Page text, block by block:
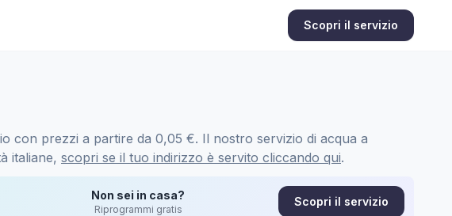
Scopri il servizio
con prezzi a partire da 0,05 €. Il nostro servizio di acqua a
italiane, scopri se il tuo indirizzo è servito cliccando qui.
Non sei in casa?
Riprogrammi gratis
Scopri il servizio